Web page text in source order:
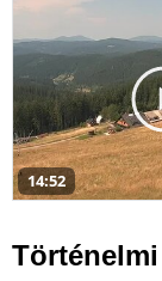
14:52